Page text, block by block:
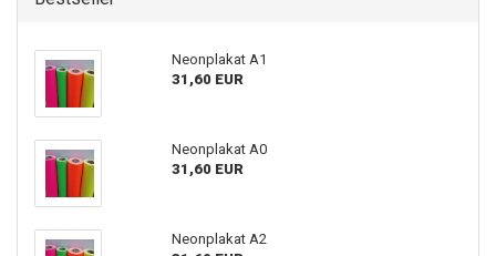
Neonplakat A1
31,60 EUR
Neonplakat A0
31,60 EUR
Neonplakat A2